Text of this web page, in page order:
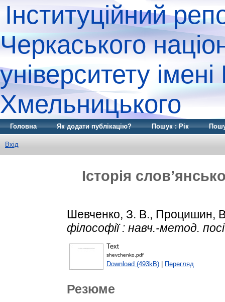
Інституційний
Черкаського
університету
Хмельницького
Головна Як додати публікацію? Пошук : Рік
Вхід
Історія
Шевченко, З. В., Процишин,
філософії : навч.-метод.
Text
shevchenko.pdf
Download (493kB) Перегляд
Резюме